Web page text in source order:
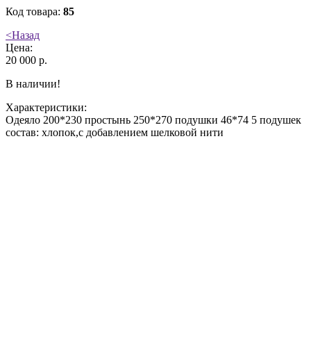
Код товара: 85
<Назад
Цена:
20 000 р.
В наличии!
Характеристики:
Одеяло 200*230 простынь 250*270 подушки 46*74 5 подушек
состав: хлопок,с добавлением шелковой нити